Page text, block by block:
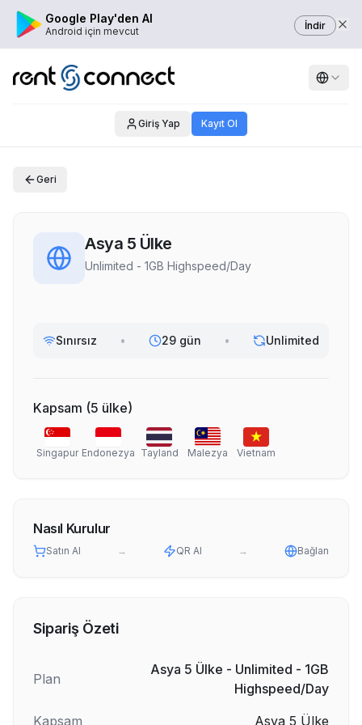
Google Play'den Al
Android için mevcut İndir
Giriş Yap Kayıt Ol
Geri
Asya 5 Ülke
Unlimited - 1GB Highspeed/Day
Sınırsız • 29 gün • Unlimited
Kapsam (5 ülke)
Singapur Endonezya Tayland Malezya Vietnam
Nasıl Kurulur
Satın Al → QR Al → Bağlan
Sipariş Özeti
Plan
Asya 5 Ülke - Unlimited - 1GB
Highspeed/Day
Kapsam
Asya 5 Ülke